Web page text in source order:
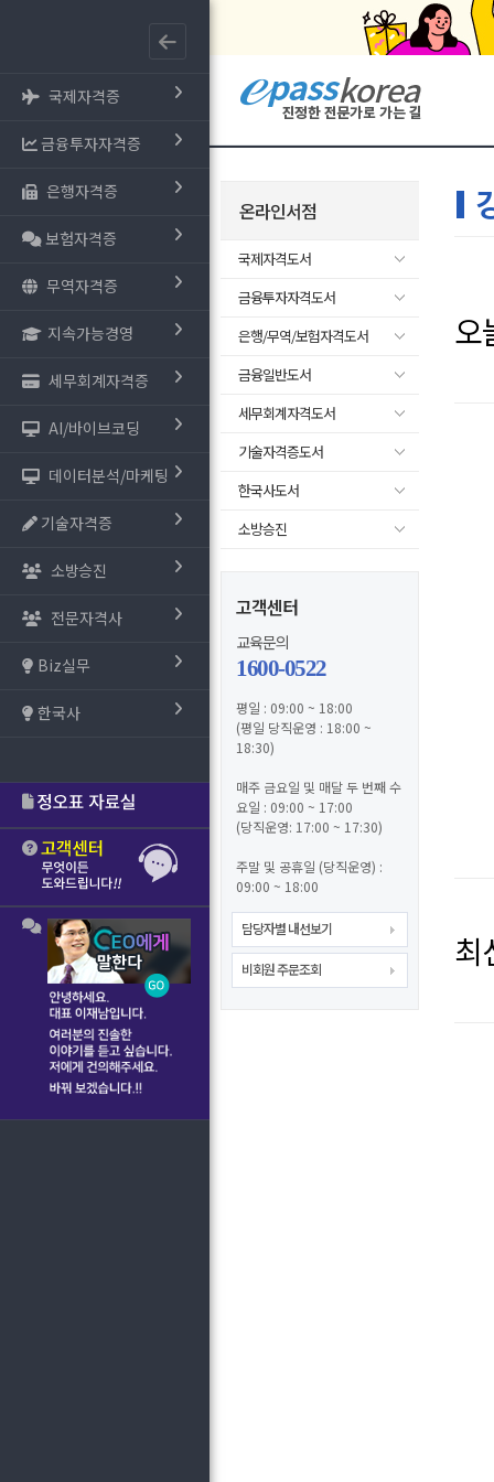
국제자격증
금융투자자격증
은행자격증
보험자격증
무역자격증
지속가능경영
세무회계자격증
AI/바이브코딩
데이터분석/마케팅
기술자격증
소방승진
전문자격사
Biz실무
한국사
온라인서점
국제자격도서
금융투자자격도서
은행/무역/보험자격도서
금융일반도서
세무회계자격도서
기술자격증도서
한국사도서
소방승진
고객센터
교육문의
1600-0522
평일 : 09:00 ~ 18:00
(평일 당직운영 : 18:00 ~
18:30)
매주 금요일 및 매달 두 번째 수
요일 : 09:00 ~ 17:00
(당직운영: 17:00 ~ 17:30)
주말 및 공휴일 (당직운영) :
09:00 ~ 18:00
담당자별 내선보기
비회원 주문조회
오
최